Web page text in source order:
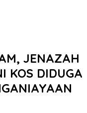
JENAZAH
KOS DIDUGA